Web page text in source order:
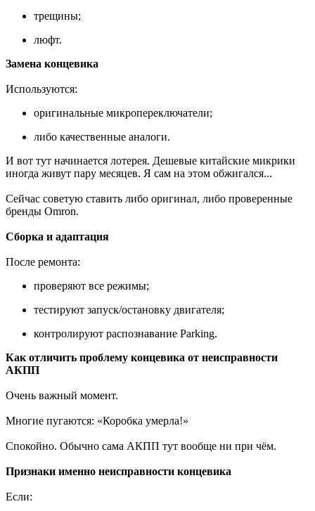
трещины;
люфт.
Замена концевика
Используются:
оригинальные микропереключатели;
либо качественные аналоги.
И вот тут начинается лотерея. Дешевые китайские микрики
иногда живут пару месяцев. Я сам на этом обжигался...
Сейчас советую ставить либо оригинал, либо проверенные
бренды Omron.
Сборка и адаптация
После ремонта:
проверяют все режимы;
тестируют запуск/остановку двигателя;
контролируют распознавание Parking.
Как отличить проблему концевика от неисправности
АКПП
Очень важный момент.
Многие пугаются: «Коробка умерла!»
Спокойно. Обычно сама АКПП тут вообще ни при чём.
Признаки именно неисправности концевика
Если: